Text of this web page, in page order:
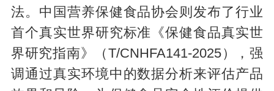
法。中国营养保健食品协会则发布了行业
首个真实世界研究标准《保健食品真实世
界研究指南》（T/CNHFA141-2025），强
调通过真实环境中的数据分析来评估产品